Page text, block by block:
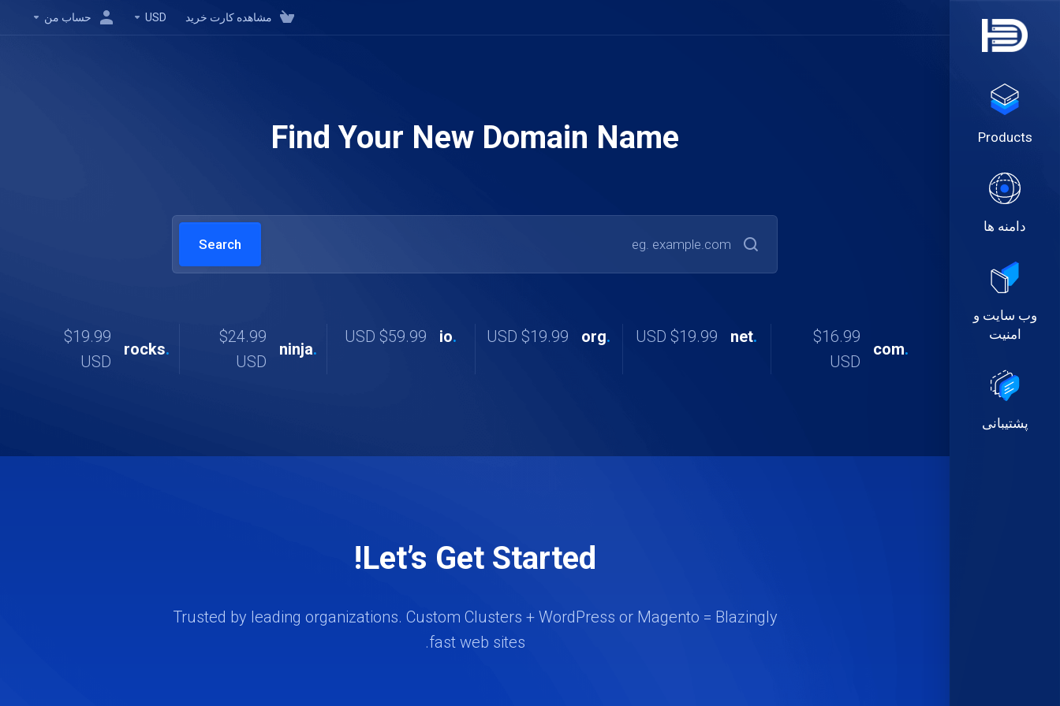
Products
دامنه ها
وب سایت و
امنیت
پشتیبانی
مشاهده کارت خرید USD حساب من
Find Your New Domain Name
.
com
$16.99
USD
.
net
$19.99 USD
.
org
$19.99 USD
.
io
$59.99 USD
.
ninja
$24.99
USD
.
rocks
$19.99
USD
Let’s Get Started!
Trusted by leading organizations. Custom Clusters + WordPress or Magento = Blazingly
fast web sites.